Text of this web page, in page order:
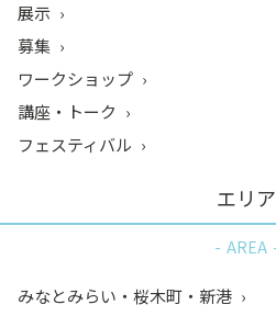
展示
募集
ワークショップ
講座・トーク
フェスティバル
エリア
AREA
みなとみらい・桜木町・新港